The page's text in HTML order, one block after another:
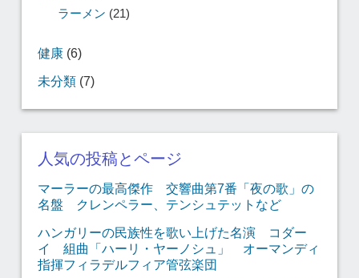
ラーメン (21)
健康(6)
未分類(7)
人気の投稿とページ
マーラーの最高傑作 交響曲第7番「夜の歌」の
名盤 クレンペラー、テンシュテットなど
ハンガリーの民族性を歌い上げた名演 コダー
イ 組曲「ハーリ・ヤーノシュ」 オーマンディ
指揮フィラデルフィア管弦楽団